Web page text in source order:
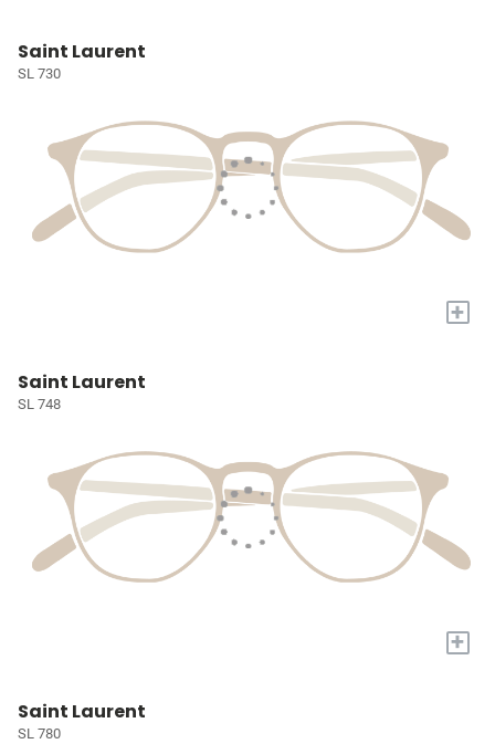
Saint Laurent
SL 730
+
Saint Laurent
SL 748
+
Saint Laurent
SL 780